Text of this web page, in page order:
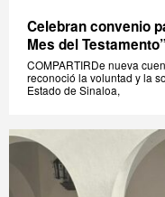
Celebran convenio
Mes del Testamento”
COMPARTIRDe nueva
reconoció la voluntad y la
Estado de Sinaloa,